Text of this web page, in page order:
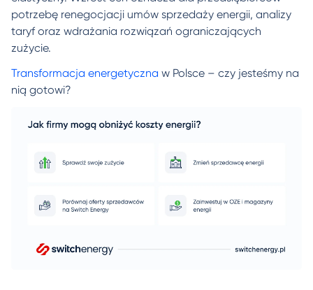
potrzebę renegocjacji umów sprzedaży energii, analizy
taryf oraz wdrażania rozwiązań ograniczających
zużycie.
Transformacja energetyczna w Polsce – czy jesteśmy na
nią gotowi?